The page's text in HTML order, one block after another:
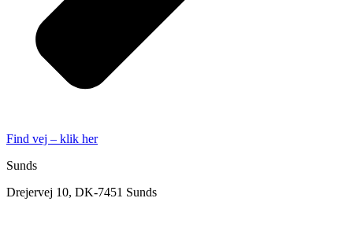
Find vej – klik her
Sunds
Drejervej 10, DK-7451 Sunds